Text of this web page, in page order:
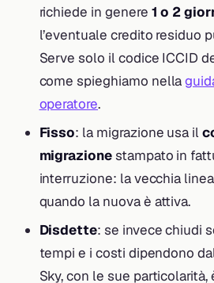
richiede in genere 1 o 2
l’eventuale credito residuo
Serve solo il codice ICCID
come spieghiamo nella
operatore.
Fisso: la migrazione usa il
migrazionestampato in
interruzione: la vecchia
quando la nuova è attiva.
Disdette: se invece chiudi
tempi e i costi dipendono
Sky, con le sue particolarità,